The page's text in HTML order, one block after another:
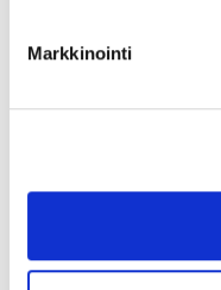
Markkinointi